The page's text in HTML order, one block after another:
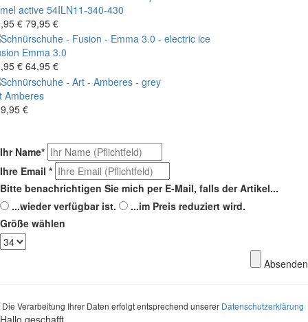
active 54ILN11-340-430
€ 79,95 €
Emma 3.0
€ 64,95 €
Amberes
€
Ihr Name*
Ihre Email *
Bitte benachrichtigen Sie mich per E-Mail, falls der Artikel...
...wieder verfügbar ist.
...im Preis reduziert wird.
Größe wählen
Absenden
Die Verarbeitung Ihrer Daten erfolgt entsprechend unserer Datenschutzerklärung
Hallo geschafft